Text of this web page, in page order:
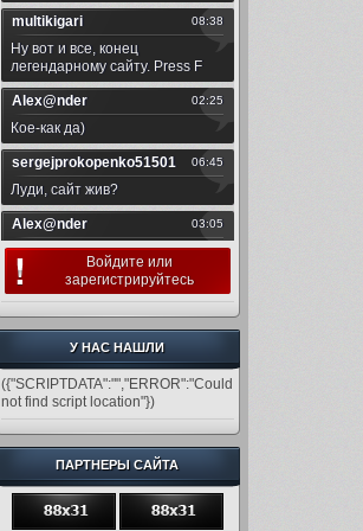
Войдите или
зарегистрируйтесь
У НАС НАШЛИ
({"SCRIPTDATA":"","ERROR":"Could
not find script location"})
ПАРТНЕРЫ САЙТА